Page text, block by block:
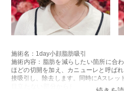
施術名：1day小顔脂肪吸引
施術内容：脂肪を減らしたい箇所に合
ほどの切開を加え、カニューレと呼ば
接吸引し、除去します。同時にAスレ
目立たない部分から皮下へ挿入し、皮